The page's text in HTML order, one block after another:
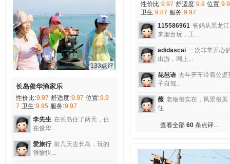
133点评
长岛俊华渔家乐
性价比:9.97 舒适度:9.97 位置:9.9
7 卫生:9.95 服务:9.97
李先生 在长岛住了两天，住
在俊华...
爱旅行 前几天去长岛，玩的
很愉快...
性价比:9.97 舒适度:9.9 位置:9.9
卫生:9.87 服务:9.97
115586961 爸妈从黑龙江
来烟台玩，工...
adidascai 一次非常开心
出游，网上...
琵琶语 去年开车带着公婆
子自驾...
薇 老板很实在，风景很美
住...
查看全部 60条点评...